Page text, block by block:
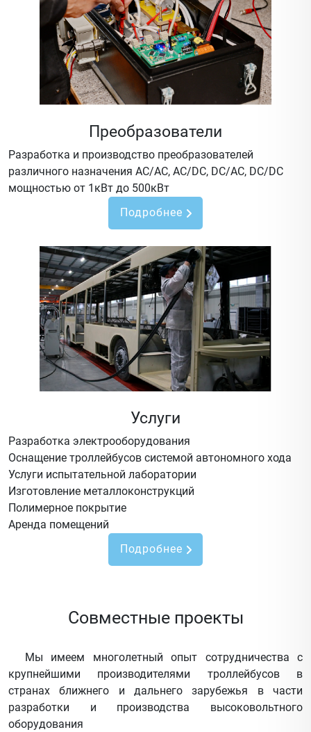
Преобразователи
Разработка и производство преобразователей
различного назначения AC/AC, AC/DC, DC/AC, DC/DC
мощностью от 1кВт до 500кВт
Подробнее
Услуги
Разработка электрооборудования
Оснащение троллейбусов системой автономного хода
Услуги испытательной лаборатории
Изготовление металлоконструкций
Полимерное покрытие
Аренда помещений
Подробнее
Совместные проекты
Мы имеем многолетный опыт сотрудничества с
крупнейшими производителями троллейбусов в
странах ближнего и дальнего зарубежья в части
разработки и производства высоковольтного
оборудования